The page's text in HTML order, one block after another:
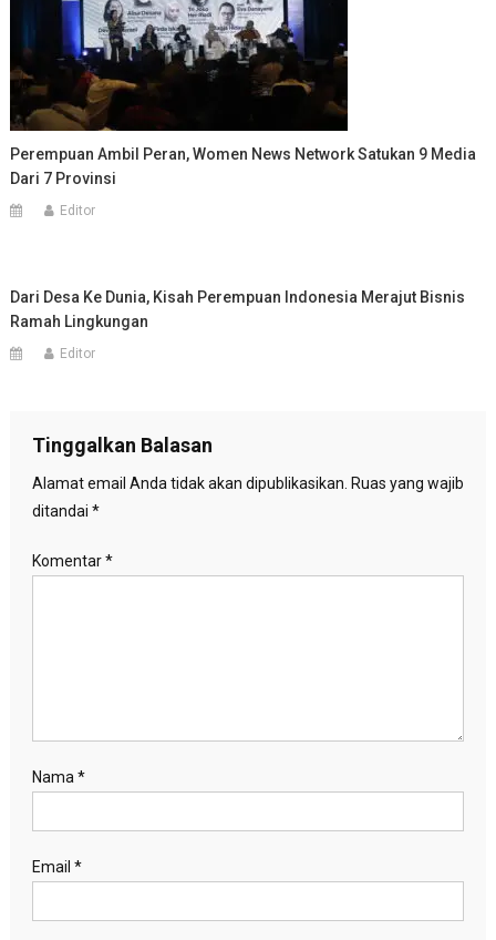
Perempuan Ambil Peran, Women News Network Satukan 9 Media
Dari 7 Provinsi
Editor
Dari Desa Ke Dunia, Kisah Perempuan Indonesia Merajut Bisnis
Ramah Lingkungan
Editor
Tinggalkan Balasan
Alamat email Anda tidak akan dipublikasikan. Ruas yang wajib
ditandai *
Komentar*
Nama*
Email *